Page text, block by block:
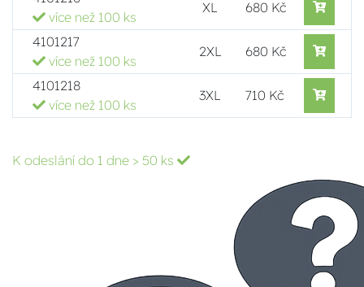
více než 100 ks
XL 680 Kč
4101217
více než 100 ks
2XL 680 Kč
4101218
více než 100 ks
3XL 710 Kč
K odeslání do 1 dne > 50 ks